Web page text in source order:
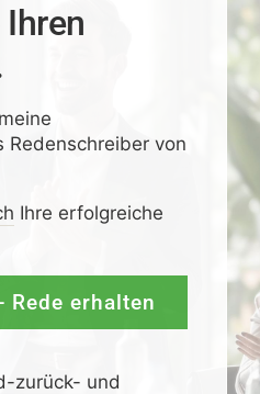
Redenschreiber von
Ihre erfolgreiche
Rede erhalten
zurück- und